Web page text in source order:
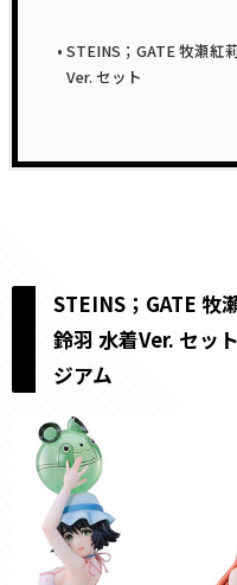
STEINS；GATE 牧瀬紅
Ver. セット
STEINS；GATE 牧
鈴羽 水着Ver. セッ
ジアム